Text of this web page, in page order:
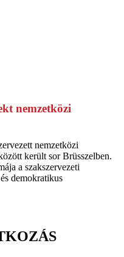
nemzetközi
nemzetközi
került sor Brüsszelben.
a szakszervezeti
demokratikus